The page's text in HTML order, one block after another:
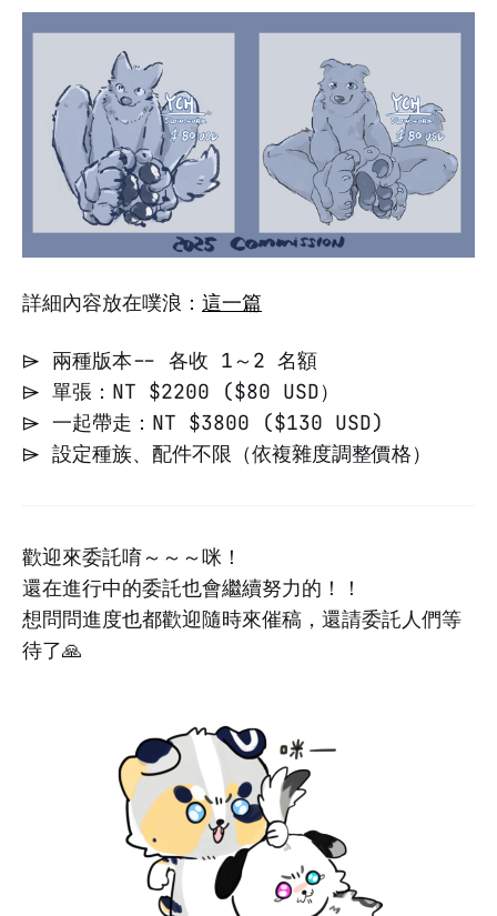
詳細內容放在噗浪： 這一篇
⌲ 兩種版本-- 各收 1～2 名額
⌲ 單張：NT $2200 ($80 USD）
⌲ 一起帶走：NT $3800 ($130 USD)
⌲ 設定種族、配件不限（依複雜度調整價格）
歡迎來委託唷～～～咪！
還在進行中的委託也會繼續努力的！！
想問問進度也都歡迎隨時來催稿，還請委託人們等
待了🙏